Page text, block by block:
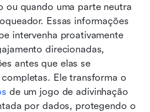
ou quando uma parte neutra
Essas informações
intervenha proativamente
direcionadas,
antes que elas se
de um jogo de adivinhação
por dados, protegendo o